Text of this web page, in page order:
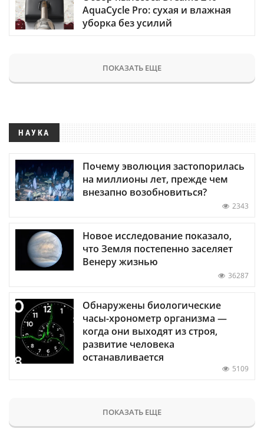
AquaCycle Pro: сухая и влажная
уборка без усилий
ПОКАЗАТЬ ЕЩЕ
НАУКА
Почему эволюция застопорилась
на миллионы лет, прежде чем
внезапно возобновиться?
2343
Новое исследование показало,
что Земля постепенно заселяет
Венеру жизнью
36287
Обнаружены биологические
часы-хронометр организма —
когда они выходят из строя,
развитие человека
останавливается
5109
ПОКАЗАТЬ ЕЩЕ